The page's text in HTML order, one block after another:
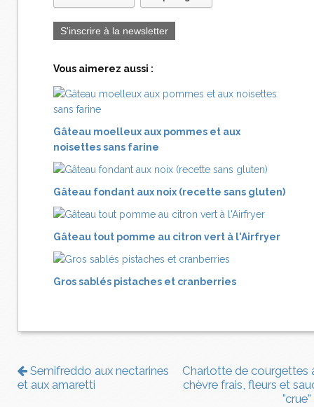
S'inscrire à la newsletter
Vous aimerez aussi :
Gâteau moelleux aux pommes et aux
noisettes sans farine
Gâteau fondant aux noix (recette sans gluten)
Gâteau tout pomme au citron vert à l'Airfryer
Gros sablés pistaches et cranberries
Semifreddo aux nectarines
et aux amaretti
Charlotte de courgettes
chèvre frais, fleurs et
"crue"